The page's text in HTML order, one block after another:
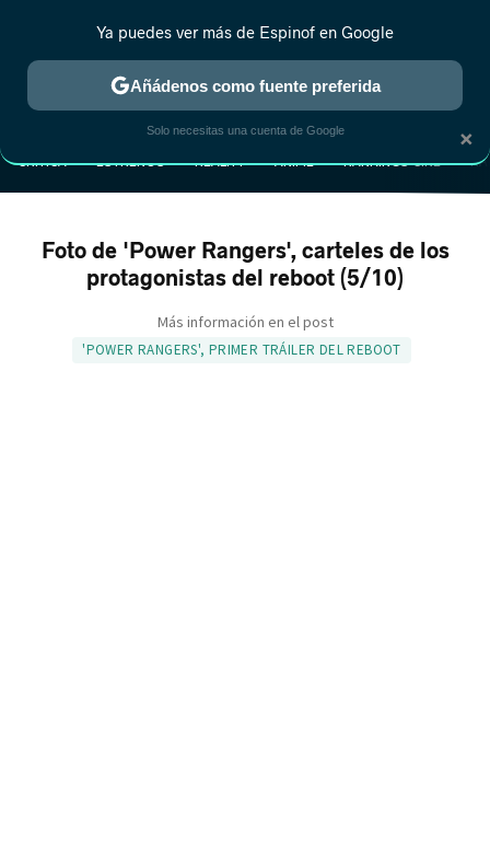
CRÍTICA ESTRENOS REALITY ANIME RANKINGS CINE
Foto de 'Power Rangers', carteles de los
protagonistas del reboot (5/10)
Más información en el post
'POWER RANGERS', PRIMER TRÁILER DEL REBOOT
×
Ya puedes ver más de Espinof en Google
Añádenos como fuente preferida
Solo necesitas una cuenta de Google